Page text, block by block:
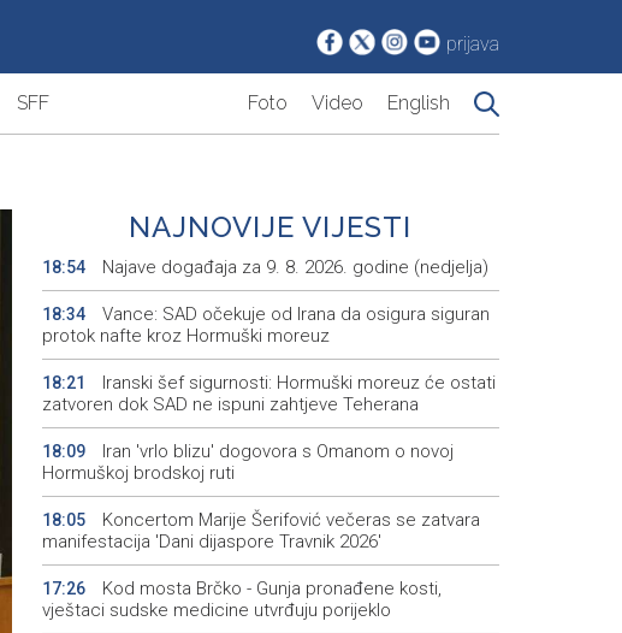
prijava
SFF Foto Video English
NAJNOVIJE VIJESTI
18:54 Najave događaja za 9. 8. 2026. godine (nedjelja)
18:34
Vance: SAD očekuje od Irana da osigura siguran
protok nafte kroz Hormuški moreuz
18:21
Iranski šef sigurnosti: Hormuški moreuz će ostati
zatvoren dok SAD ne ispuni zahtjeve Teherana
18:09
Iran 'vrlo blizu' dogovora s Omanom o novoj
Hormuškoj brodskoj ruti
18:05
Koncertom Marije Šerifović večeras se zatvara
manifestacija 'Dani dijaspore Travnik 2026'
17:26
Kod mosta Brčko - Gunja pronađene kosti,
vještaci sudske medicine utvrđuju porijeklo